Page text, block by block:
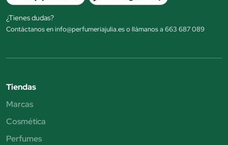
¿Tienes dudas?
Contáctanos en info@perfumeriajulia.es o llámanos a 663 687 089
Tiendas
Marcas
Cosmética
Perfumes